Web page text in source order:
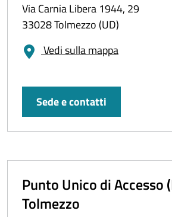
Via Carnia Libera 1944, 29
33028 Tolmezzo (UD)
Vedi sulla mappa
Sede e contatti
Punto Unico di Accesso
Tolmezzo